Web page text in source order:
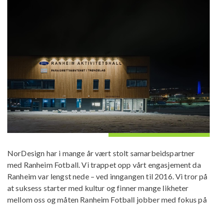
NorDesign har i mange år vært stolt samarbeidspartner
med Ranheim Fotball. Vi trappet opp vårt engasjement da
Ranheim var lengst nede – ved inngangen til 2016. Vi tror på
at suksess starter med kultur og finner mange likheter
mellom oss og måten Ranheim Fotball jobber med fokus på